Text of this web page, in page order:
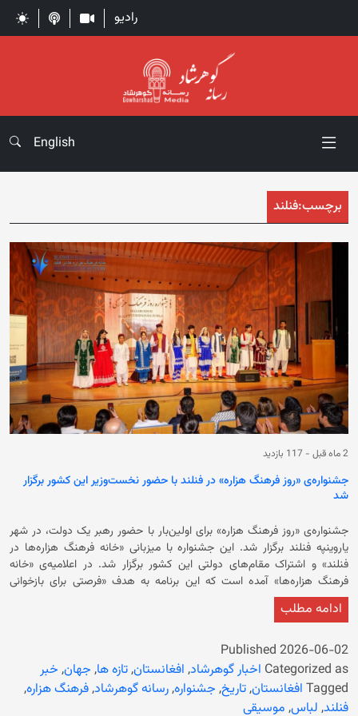
رادیو
English
برچسب:فنلند
2 ماه قبل - 117 بازدید
جشنواره‌ی «روز فرهنگ هزاره» در فنلند با حضور نخست‌وزیر این کشور برگزار
شد
جشنواره‌ی «روز فرهنگ هزاره» برای اولین‌بار با حضور رهبر یک دولت، در شهر
یاروینپه فنلند برگزار شد. این جشنواره با میزبانی «خانه فرهنگ هزاره‌ها در
فنلند» و اشتراک مقام‌های دولتی این کشور برگزار شد. در اعلامیه‌ی «خانه
فرهنگ هزاره‌ها» آمده است که این برنامه به هدف «فرصتی برای بازخوانی
فرهنگ و تاریخ مردم هزاره» برگزار شده است. پتری اورپو، نخست‌وزیر فنلند در
سخنرانی خود به برخی ارزش‌های فرهنگی جامعه‌ی هزاره و اشتراک آن با فرهنگ
آموزش ارزش فراوانی قائل بوده است. ما می‌دانیم که هزاره‌ها از نخستین
گروه‌هایی در افغانستان بودند که برای دسترسی دختران به آموزش تلاش
کردند.» وی در ادامه تاکید کرد: «این موضوع بسیار معنادار و ارزشمند است؛ زیرا
آموزش و برابری از جمله ارزش‌هایی هستند که برای فنلند نیز اهمیت بسیار
ادامه مطلب
Published 2026-06-02
Categorized as اخبار گوهرشاد, افغانستان,تازه ها, جهان, خبر
Tagged افغانستان,تاریخ, جشنواره,رسانه گوهرشاد,فرهنگ هزاره,
فنلند, لباس, موسیقی